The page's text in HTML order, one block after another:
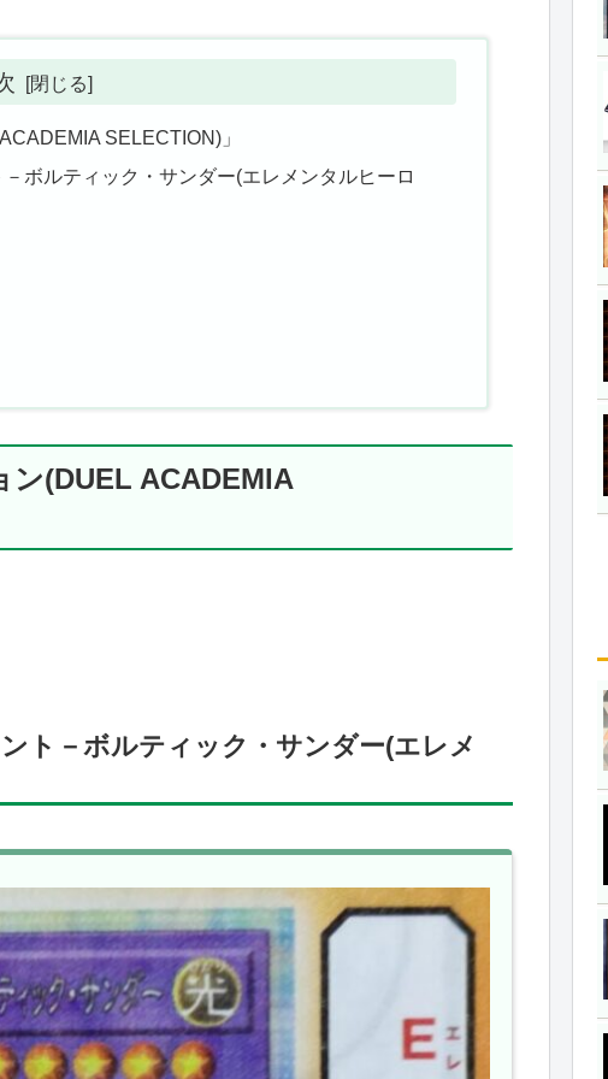
SELECTION)」
ボルティック・サンダー(エレメンタルヒーロ
(DUEL ACADEMIA
ト－ボルティック・サンダー(エレメ